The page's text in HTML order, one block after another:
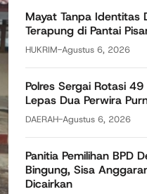
Mayat Tanpa Identitas
Terapung di Pantai
HUKRIM-Agustus 6, 2026
Polres Sergai Rotasi
Lepas Dua Perwira
DAERAH-Agustus 6, 2026
Panitia Pemilihan BPD
Bingung, Sisa
Dicairkan